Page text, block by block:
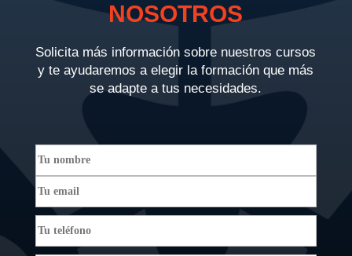
NOSOTROS
Solicita más información sobre nuestros cursos
y te ayudaremos a elegir la formación que más
se adapte a tus necesidades.